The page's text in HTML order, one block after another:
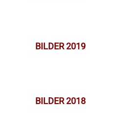
BILDER 2019
BILDER 2018